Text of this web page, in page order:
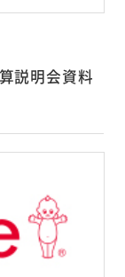
説明会資料